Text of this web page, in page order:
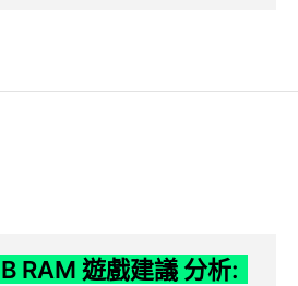
RAM 遊戲建議 分析: